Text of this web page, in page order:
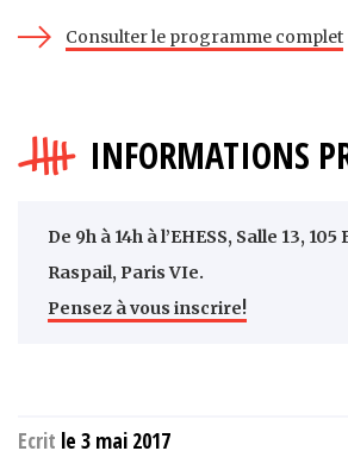
Consulter le programme complet
INFORMATIONS
De 9h à 14h à l’EHESS, Salle 13,
Raspail, Paris VIe.
Pensez à vous inscrire!
Ecrit le 3 mai 2017